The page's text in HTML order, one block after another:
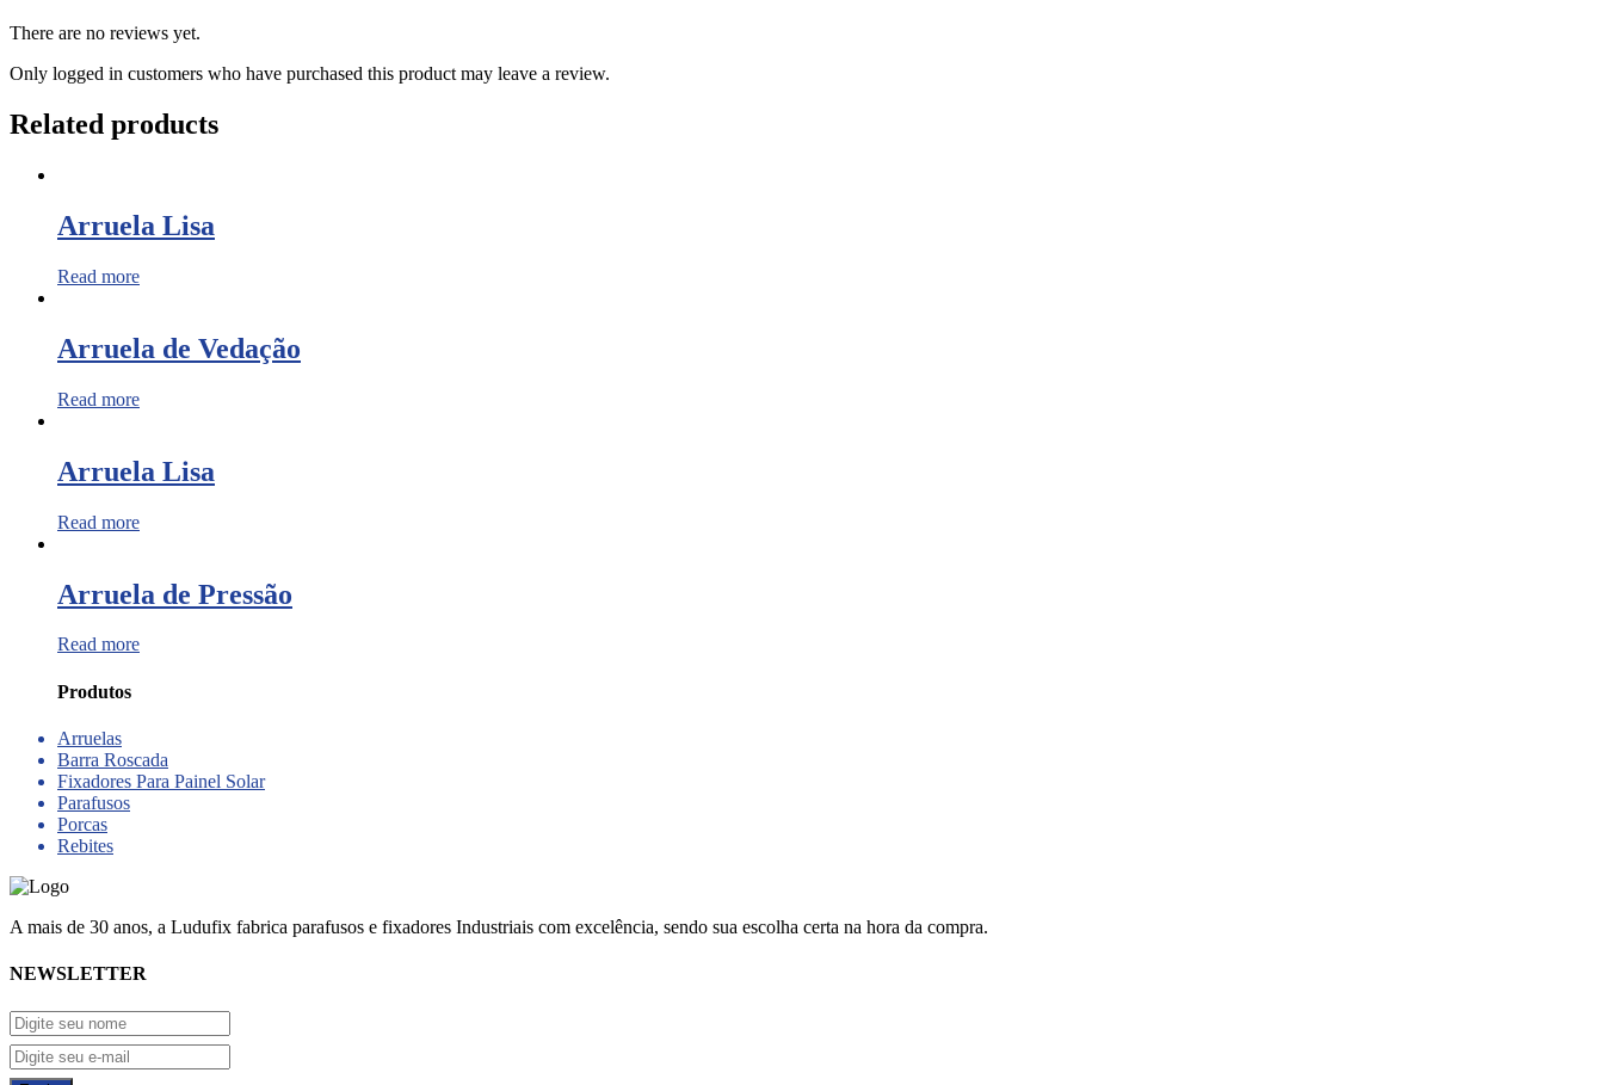
There are no reviews yet.
Only logged in customers who have purchased this product may leave a review.
Related products
Arruela Lisa
Read more
Arruela de Vedação
Read more
Arruela Lisa
Read more
Arruela de Pressão
Read more
Produtos
Arruelas
Barra Roscada
Fixadores Para Painel Solar
Parafusos
Porcas
Rebites
A mais de 30 anos, a Ludufix fabrica parafusos e fixadores Industriais com excelência, sendo sua escolha certa na hora da compra.
NEWSLETTER